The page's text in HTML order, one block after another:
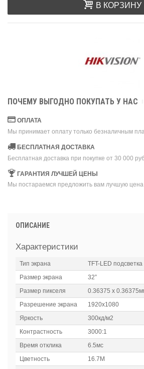
В КОРЗИНУ
ПОЧЕМУ ВЫГОДНО ПОКУПАТЬ У НАС
ОПЛАТА
Мы принимает оплату только безналичным
БЕСПЛАТНАЯ ДОСТАВКА
Бесплатная доставка при покупке от 30 000
ГАРАНТИЯ ЛУЧШЕЙ ЦЕНЫ
Мы постараемся предложить вам лучшую цена
ОПИСАНИЕ
Характеристики
Тип экрана
TFT-LED подсветка
Размер экрана
32”
Размер пикселя
0.36375 х
Разрешение экрана
1920х1080
Яркость
300кд/м2
Контрастность
3000:1
Время отклика
6.5мс
Цветность
16.7М